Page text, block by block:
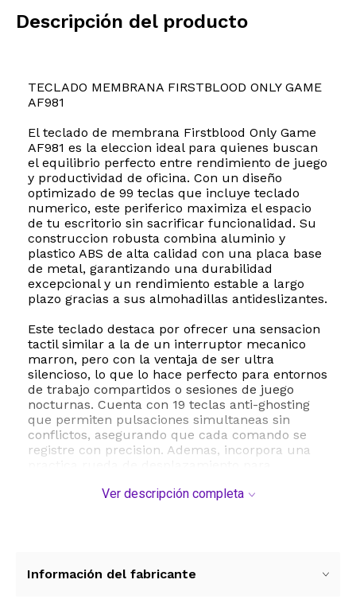
Descripción del producto
TECLADO MEMBRANA FIRSTBLOOD ONLY GAME
AF981
El teclado de membrana Firstblood Only Game
AF981 es la eleccion ideal para quienes buscan
el equilibrio perfecto entre rendimiento de juego
y productividad de oficina. Con un diseño
optimizado de 99 teclas que incluye teclado
numerico, este periferico maximiza el espacio
de tu escritorio sin sacrificar funcionalidad. Su
construccion robusta combina aluminio y
plastico ABS de alta calidad con una placa base
de metal, garantizando una durabilidad
excepcional y un rendimiento estable a largo
plazo gracias a sus almohadillas antideslizantes.
Este teclado destaca por ofrecer una sensacion
tactil similar a la de un interruptor mecanico
marron, pero con la ventaja de ser ultra
silencioso, lo que lo hace perfecto para entornos
de trabajo compartidos o sesiones de juego
nocturnas. Cuenta con 19 teclas anti-ghosting
que permiten pulsaciones simultaneas sin
conflictos, asegurando que cada comando se
registre con precision. Ademas, incorpora una
junto con funciones multimedia mediante la
ajustables en brillo y velocidad. Su conexion por
Ver descripción completa
Información del fabricante